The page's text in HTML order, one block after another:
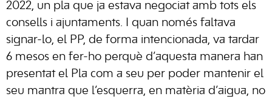
2022, un pla que ja estava negociat amb tots els
consells i ajuntaments. I quan només faltava
signar-lo, el PP, de forma intencionada, va tardar
6 mesos en fer-ho perquè d’aquesta manera han
presentat el Pla com a seu per poder mantenir el
seu mantra que l’esquerra, en matèria d’aigua, no